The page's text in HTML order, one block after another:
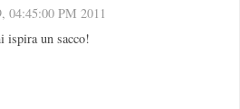
04:45:00 PM 2011
ispira un sacco!